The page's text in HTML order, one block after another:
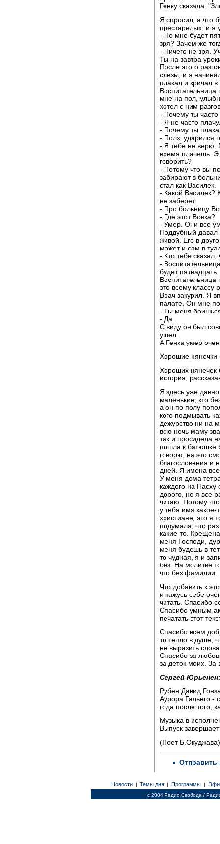
Генку сказала:
Я спросил, а что
престарелых, и я
- Но мне будет
зря? Зачем же
- Ничего не зря.
Ты на завтра
После этого
слезы, и я
плакал и кричал в
мне на пол,
хотел с ним
- Почему ты
- Я не часто плачу.
- Почему ты
- Полз, ударился
- Я тебе не верю.
время плачешь.
говорить?
- Потому что вы
забирают в
стал как Василек.
- Какой Василек?
не заберет.
- Про больницу
- Где этот Вовка?
- Умер. Они все
Поддубный давал
живой. Его в
может и сам в
- Кто тебе
-
будет
Воспитательница
это всему классу
Врач закурил. Я
палате. Он мне
- Ты меня
- Да.
С виду он был
ушел.
А Генка умер
Хорошие
Хороших нянечек
история,
Я здесь уже
маленькие, кто
а он по полу
кого подмывать
дежурство ни на
всю ночь маму
так и просидела
пошла к батюшке
говорю, на это
благословения и
дней. Я имена
У меня дома
каждого на Пасху
дорого, но я все
читаю. Потому
у тебя имя
христиане, это я
подумала, что
какие-то.
меня Господи,
меня будешь в
то чудная, я и
без. На молитве
что без фамилии.
Что добавить к
и кажусь себе
читать. Спасибо
Спасибо умным
печатать этот
Спасибо всем
то тепло в душе,
не выразить
Спасибо за
за деток моих. За
Сергей Юрьенен:
Рубен Давид
Аурора Гальего -
года после того,
Музыка в
Выпуск
(Поет Б.Окуджава)
Отправить
Новости | Темы дня | Программы |
c 2004 Радио Свобода /